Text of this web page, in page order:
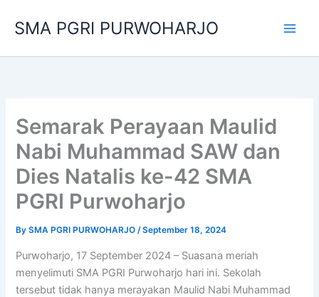
SMA PGRI PURWOHARJO
Semarak Perayaan Maulid
Nabi Muhammad SAW dan
Dies Natalis ke-42 SMA
PGRI Purwoharjo
BySMA PGRI PURWOHARJO/September 18, 2024
Purwoharjo, 17 September 2024 – Suasana meriah
menyelimuti SMA PGRI Purwoharjo hari ini. Sekolah
tersebut tidak hanya merayakan Maulid Nabi Muhammad